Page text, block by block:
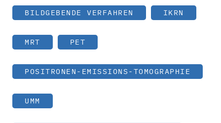
BILDGEBENDE VERFAHREN IKRN
MRT PET
POSITRONEN-EMISSIONS-TOMOGRAPHIE
UMM